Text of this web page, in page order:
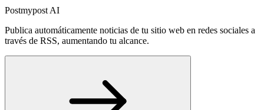
Postmypost AI
Publica automáticamente noticias de tu sitio web en redes sociales a
través de RSS, aumentando tu alcance.